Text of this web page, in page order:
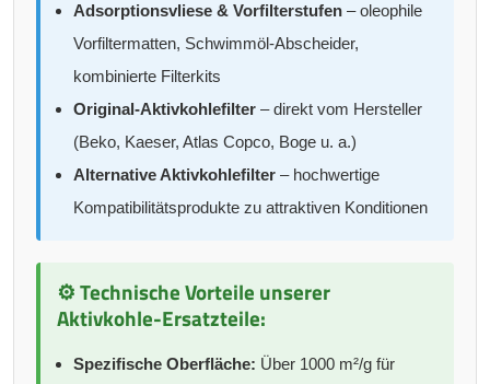
Adsorptionsvliese & Vorfilterstufen – oleophile
Vorfiltermatten, Schwimmöl-Abscheider,
kombinierte Filterkits
Original-Aktivkohlefilter – direkt vom Hersteller
(Beko, Kaeser, Atlas Copco, Boge u. a.)
Alternative Aktivkohlefilter – hochwertige
Kompatibilitätsprodukte zu attraktiven Konditionen
⚙️ Technische Vorteile unserer
Aktivkohle-Ersatzteile:
Spezifische Oberfläche: Über 1000 m²/g für